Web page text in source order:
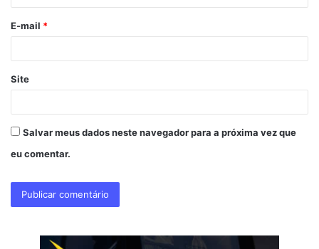
*
E-mail *
Site
Salvar meus dados neste navegador para a próxima vez que
eu comentar.